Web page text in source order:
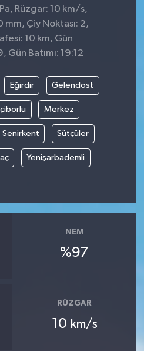
Rüzgar: 10 km/s,
mm, Çiy Noktası: 2,
10 km, Gün
Gün Batımı: 19:12
Eğirdir Gelendost
Merkez
Senirkent Sütçüler
Yenişarbademli
NEM
%97
RÜZGAR
10 km/s